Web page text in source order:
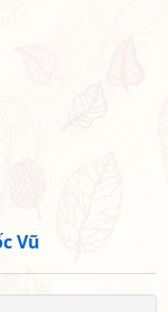
Vũ